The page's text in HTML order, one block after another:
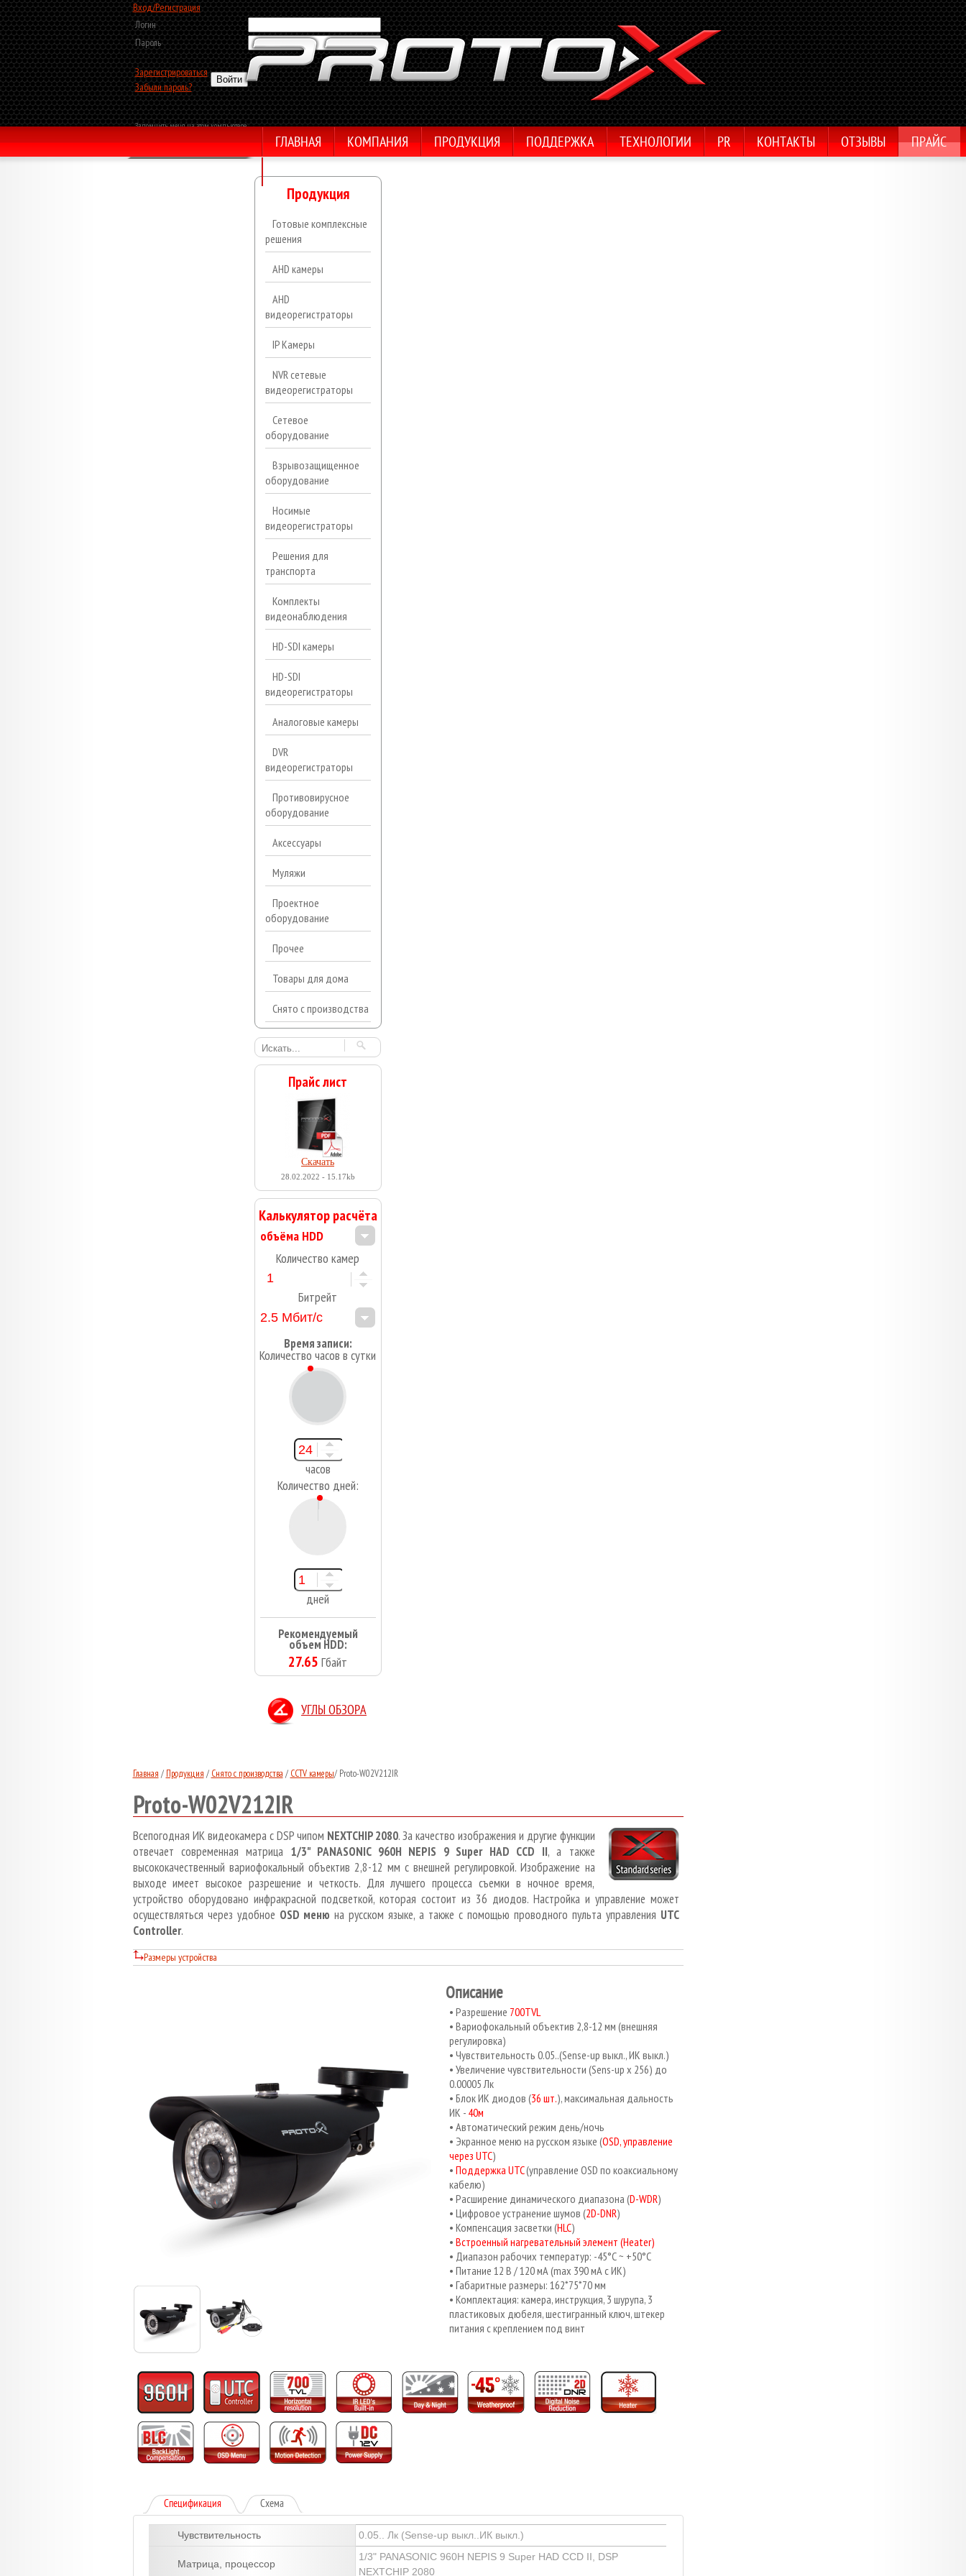
Вход/Регистрация
Логин
Пароль
Зарегистрироваться
Забыли пароль?
Запомнить меня на этом компьютере
ГЛАВНАЯ КОМПАНИЯ ПРОДУКЦИЯ ПОДДЕРЖКА ТЕХНОЛОГИИ PR КОНТАКТЫ ОТЗЫВЫ ПРАЙС
Продукция
Готовые комплексные
решения
AHD камеры
AHD
видеорегистраторы
IP Камеры
NVR сетевые
видеорегистраторы
Сетевое
оборудование
Взрывозащищенное
оборудование
Носимые
видеорегистраторы
Решения для
транспорта
Комплекты
видеонаблюдения
HD-SDI камеры
HD-SDI
видеорегистраторы
Аналоговые камеры
DVR
видеорегистраторы
Противовирусное
оборудование
Аксессуары
Муляжи
Проектное
оборудование
Прочее
Товары для дома
Снято с производства
Прайс лист
Скачать
28.02.2022 - 15.17kb
Калькулятор расчёта
Количество камер
Битрейт
Время записи:
Количество часов в сутки
часов
Количество дней:
дней
Рекомендуемый
объем HDD:
27.65 Гбайт
УГЛЫ ОБЗОРА
Главная / Продукция / Снято с производства / CCTV камеры/ Proto-W02V212IR
Proto-W02V212IR
Всепогодная ИК видеокамера с DSP чипом NEXTCHIP 2080. За качество изображения и другие функции
отвечает современная матрица 1/3" PANASONIC 960H NEPIS 9 Super HAD CCD II, а также
высококачественный вариофокальный объектив 2,8-12 мм с внешней регулировкой. Изображение на
выходе имеет высокое разрешение и четкость. Для лучшего процесса съемки в ночное время,
устройство оборудовано инфракрасной подсветкой, которая состоит из 36 диодов. Настройка и управление может
осуществляться через удобное OSD меню на русском языке, а также с помощью проводного пульта управления UTC
Controller.
Размеры устройства
Описание
Разрешение 700TVL
Вариофокальный объектив 2,8-12 мм (внешняя
регулировка)
Чувствительность 0.05..(Sense-up выкл., ИК выкл.)
Увеличение чувствительности (Sens-up x 256) до
0.00005 Лк
Блок ИК диодов (36 шт.), максимальная дальность
ИК - 40м
Автоматический режим день/ночь
Экранное меню на русском языке (OSD, управление
через UTC)
Поддержка UTC(управление OSD по коаксиальному
кабелю)
Расширение динамического диапазона (D-WDR)
Цифровое устранение шумов (2D-DNR)
Компенсация засветки (НLC)
Встроенный нагревательный элемент (Heater)
Диапазон рабочих температур: -45°С ~ +50°С
Питание 12 В / 120 мА (max 390 мА с ИК)
Габаритные размеры: 162*75*70 мм
Комплектация: камера, инструкция, 3 шурупа, 3
пластиковых дюбеля, шестигранный ключ, штекер
питания с креплением под винт
Спецификация Схема
Чувствительность 0.05.. Лк (Sense-up выкл..ИК выкл.)
Матрица, процессор
1/3" PANASONIC 960H NEPIS 9 Super HAD CCD II, DSP
NEXTCHIP 2080